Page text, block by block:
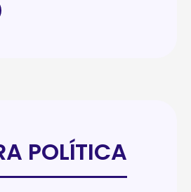
POLÍTICA